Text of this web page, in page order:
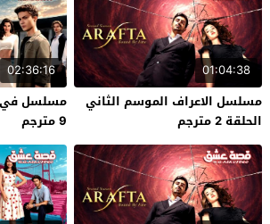
01:04:38
مسلسل الاعراف الموسم الثاني
الحلقة 2 مترجم
02:36:16
مسلسل في
9 مترجم